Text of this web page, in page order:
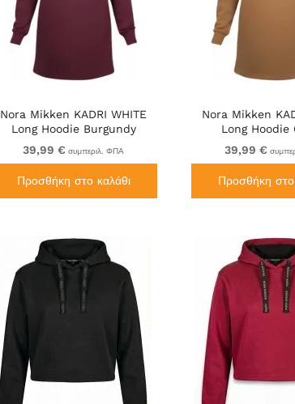
Nora Mikken KADRI WHITE
Long Hoodie Burgundy
39,99 € συμπεριλ. ΦΠΑ
Προσθήκη στο καλάθι
Nora Mikken
Long Hoodie
39,99 €
Προσθήκη στο